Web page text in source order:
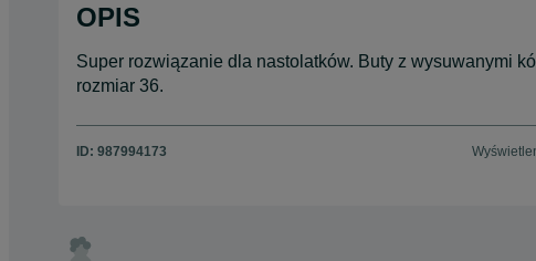
OPIS
Super rozwiązanie dla nastolatków. Buty z wysuwanymi
rozmiar 36.
ID: 987994173